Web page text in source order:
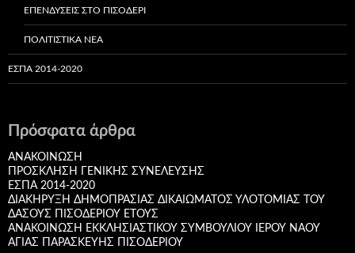
ΕΠΕΝΔΎΣΕΙΣ ΣΤΟ ΠΙΣΟΔΈΡΙ
ΠΟΛΙΤΙΣΤΙΚΆ ΝΈΑ
ΕΣΠΑ 2014-2020
Πρόσφατα άρθρα
ΑΝΑΚΟΙΝΩΣΗ
ΠΡΟΣΚΛΗΣΗ ΓΕΝΙΚΗΣ ΣΥΝΕΛΕΥΣΗΣ
ΕΣΠΑ 2014-2020
ΔΙΑΚHΡYΞΗ ΔΗΜΟΠΡΑΣΙΑΣ ΔΙΚΑΙΩΜΑΤΟΣ ΥΛΟΤΟΜΙΑΣ ΤΟΥ
ΔΑΣΟΥΣ ΠΙΣΟΔΕΡΙΟΥ ΕΤΟΥΣ
ΑΝΑΚΟΙΝΩΣΗ ΕΚΚΛΗΣΙΑΣΤΙΚΟΥ ΣΥΜΒΟΥΛΙΟΥ ΙΕΡΟΥ ΝΑΟΥ
ΑΓΙΑΣ ΠΑΡΑΣΚΕΥΗΣ ΠΙΣΟΔΕΡΙΟΥ